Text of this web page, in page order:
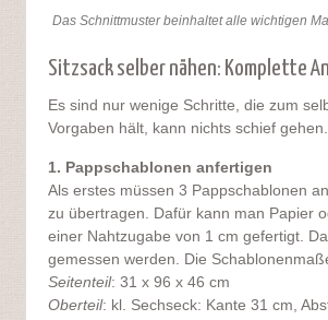
Das Schnittmuster beinhaltet alle wichtigen
Sitzsack selber nähen: Komplette
Es sind nur wenige Schritte, die zum
Vorgaben hält, kann nichts schief gehen.
1. Pappschablonen anfertigen
Als erstes müssen 3 Pappschablonen
zu übertragen. Dafür kann man Papier
einer Nahtzugabe von 1 cm gefertigt.
gemessen werden. Die
Seitenteil: 31 x 96 x 46 cm
Oberteil: kl. Sechseck: Kante 31 cm,